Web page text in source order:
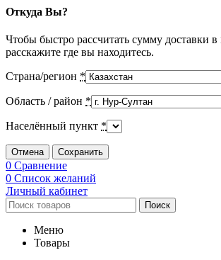
Откуда Вы?
Чтобы быстро рассчитать сумму доставки в
расскажите где вы находитесь.
Страна/регион *
Область / район *
Населённый пункт *
Отмена Сохранить
0 Сравнение
0 Список желаний
Личный кабинет
Поиск
Меню
Товары